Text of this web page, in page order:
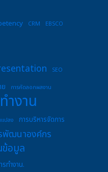
CRM
EBSCO
SEO
การคัดลอกผลงาน
ำงาน
แปลง การบริหารจัดการ
พัฒนาองค์กร
ข้อมูล
ทำงาน.